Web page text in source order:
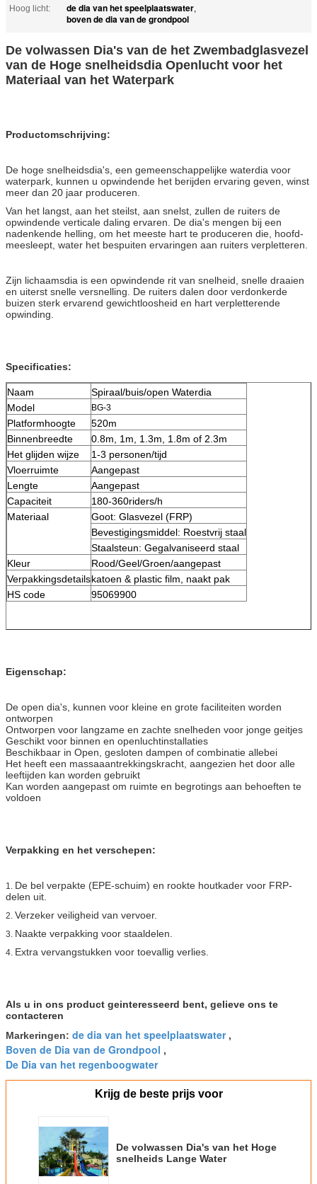
Hoog licht:
de dia van het speelplaatswater,
boven de dia van de grondpool
De volwassen Dia's van de het Zwembadglasvezel
van de Hoge snelheidsdia Openlucht voor het
Materiaal van het Waterpark
Productomschrijving:
De hoge snelheidsdia's, een gemeenschappelijke waterdia voor
waterpark, kunnen u opwindende het berijden ervaring geven, winst
meer dan 20 jaar produceren.
Van het langst, aan het steilst, aan snelst, zullen de ruiters de
opwindende verticale daling ervaren. De dia's mengen bij een
nadenkende helling, om het meeste hart te produceren die, hoofd-
meesleept, water het bespuiten ervaringen aan ruiters verpletteren.
Zijn lichaamsdia is een opwindende rit van snelheid, snelle draaien
en uiterst snelle versnelling. De ruiters dalen door verdonkerde
buizen sterk ervarend gewichtloosheid en hart verpletterende
opwinding.
Specificaties:
Naam
Spiraal/buis/open Waterdia
Model
BG-3
Platformhoogte
520m
Binnenbreedte
0.8m, 1m, 1.3m, 1.8m of 2.3m
Het glijden wijze
1-3 personen/tijd
Vloerruimte
Aangepast
Lengte
Aangepast
Capaciteit
180-360riders/h
Materiaal
Goot: Glasvezel (FRP)
Bevestigingsmiddel: Roestvrij staal
Staalsteun: Gegalvaniseerd staal
Kleur
Rood/Geel/Groen/aangepast
Verpakkingsdetailskatoen & plastic film, naakt pak
HS code
95069900
Eigenschap:
De open dia's, kunnen voor kleine en grote faciliteiten worden
ontworpen
Ontworpen voor langzame en zachte snelheden voor jonge geitjes
Geschikt voor binnen en openluchtinstallaties
Beschikbaar in Open, gesloten dampen of combinatie allebei
Het heeft een massaaantrekkingskracht, aangezien het door alle
leeftijden kan worden gebruikt
Kan worden aangepast om ruimte en begrotings aan behoeften te
voldoen
Verpakking en het verschepen:
1. De bel verpakte (EPE-schuim) en rookte houtkader voor FRP-
delen uit.
2. Verzeker veiligheid van vervoer.
3. Naakte verpakking voor staaldelen.
4. Extra vervangstukken voor toevallig verlies.
Als u in ons product geinteresseerd bent, gelieve ons te
contacteren
Markeringen: de dia van het speelplaatswater,
Boven de Dia van de Grondpool ,
De Dia van het regenboogwater
Krijg de beste prijs voor
De volwassen Dia's van het Hoge
snelheids Lange Water